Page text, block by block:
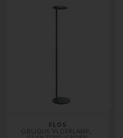
FLOS
OBLIQUE VLOERLAMP,